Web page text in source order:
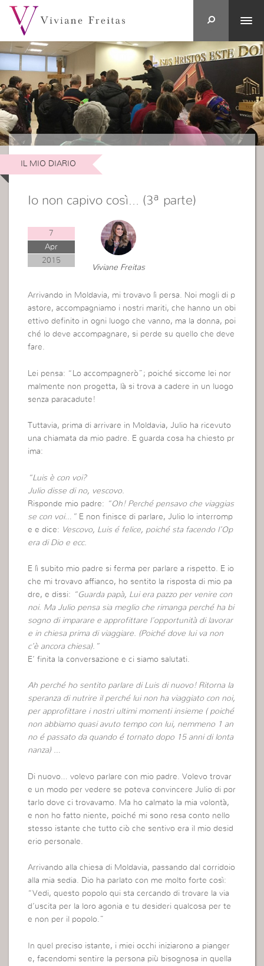
IL MIO DIARIO
Io non capivo così… (3ª parte)
7
Apr
2015
Viviane Freitas
Arrivando in Moldavia, mi trovavo lì persa. Noi mogli di p
astore, accompagniamo i nostri mariti, che hanno un obi
ettivo definito in ogni luogo che vanno, ma la donna, poi
ché lo deve accompagnare, si perde su quello che deve
fare.
Lei pensa: “Lo accompagnerò”; poiché siccome lei nor
malmente non progetta, là si trova a cadere in un luogo
senza paracadute!
Tuttavia, prima di arrivare in Moldavia, Julio ha ricevuto
una chiamata da mio padre. E guarda cosa ha chiesto pr
ima:
“Luis è con voi?
Julio disse di no, vescovo.
Risponde mio padre:
“Oh! Perché pensavo che viaggias
se con voi…” E non finisce di parlare, Julio lo interromp
e e dice: Vescovo, Luis é felice, poiché sta facendo l’Op
era di Dio e ecc.
E lì subito mio padre si ferma per parlare a rispetto. E io
che mi trovavo affianco, ho sentito la risposta di mio pa
dre, e dissi:
“Guarda papà, Lui era pazzo per venire con
noi. Ma Julio pensa sia meglio che rimanga perché ha bi
sogno di imparare e approfittare l’opportunità di lavorar
e in chiesa prima di viaggiare. (Poiché dove lui va non
c’è ancora chiesa).”
E’ finita la conversazione e ci siamo salutati.
Ah perché ho sentito parlare di Luis di nuovo! Ritorna la
speranza di nutrire il perché lui non ha viaggiato con noi,
per approfittare i nostri ultimi momenti insieme ( poiché
non abbiamo quasi avuto tempo con lui, nemmeno 1 an
no é passato da quando é tornato dopo 15 anni di lonta
nanza) …
Di nuovo… volevo parlare con mio padre. Volevo trovar
e un modo per vedere se poteva convincere Julio di por
tarlo dove ci trovavamo. Ma ho calmato la mia volontà,
e non ho fatto niente, poiché mi sono resa conto nello
stesso istante che tutto ciò che sentivo era il mio desid
erio personale.
Arrivando alla chiesa di Moldavia, passando dal corridoio
alla mia sedia. Dio ha parlato con me molto forte così:
“Vedi, questo popolo qui sta cercando di trovare la via
d’uscita per la loro agonia e tu desideri qualcosa per te
e non per il popolo.”
In quel preciso istante, i miei occhi iniziarono a pianger
e, facendomi sentire la persona più bisognosa in quella